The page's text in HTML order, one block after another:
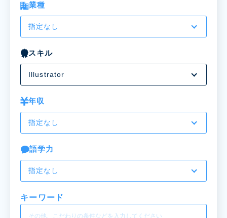
業種
指定なし
スキル
Illustrator
年収
指定なし
語学力
指定なし
キーワード